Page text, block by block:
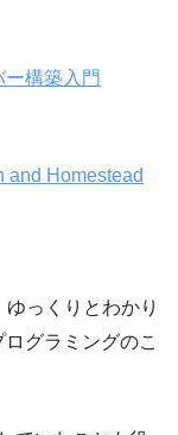
ー構築入門
and Homestead
っくりとわかり
グラミングのこ